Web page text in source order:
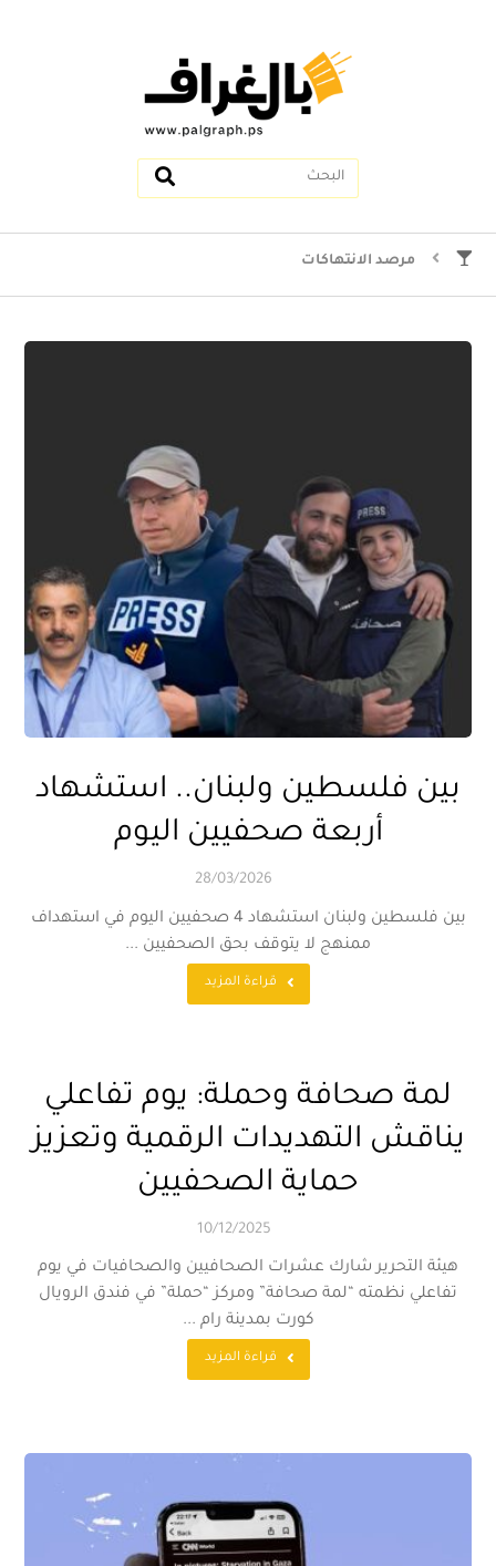
مرصد الانتهاكات
بين فلسطين ولبنان.. استشهاد
أربعة صحفيين اليوم
28/03/2026
بين فلسطين ولبنان استشهاد 4 صحفيين اليوم في استهداف
ممنهج لا يتوقف بحق الصحفيين ...
قراءة المزيد
لمة صحافة وحملة: يوم تفاعلي
يناقش التهديدات الرقمية وتعزيز
حماية الصحفيين
10/12/2025
هيئة التحرير شارك عشرات الصحافيين والصحافيات في يوم
تفاعلي نظمته “لمة صحافة” ومركز “حملة” في فندق الرويال
كورت بمدينة رام ...
قراءة المزيد